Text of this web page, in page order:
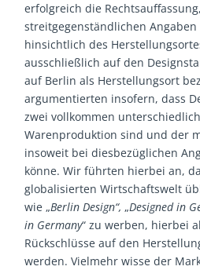
erfolgreich die
streitgegenständlichen
hinsichtlich des
ausschließlich auf den
auf Berlin als Herstellungsort
argumentierten insofern, dass
zwei vollkommen
Warenproduktion sind und der
insoweit bei diesbezüglichen
könne. Wir führten hierbei an,
globalisierten Wirtschaftswelt
wie „Berlin Design“,„Designed in
in Germany“ zu werben, hierbei
Rückschlüsse auf den
werden. Vielmehr wisse der